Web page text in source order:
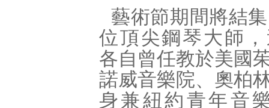
藝術節期間將結
位頂尖鋼琴大師
各自曾任教於美國
諾威音樂院、奧柏
身兼紐約青年音